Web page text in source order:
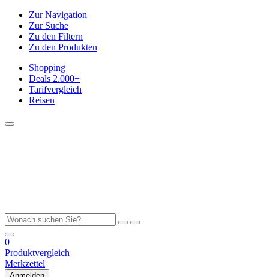
Zur Navigation
Zur Suche
Zu den Filtern
Zu den Produkten
Shopping
Deals 2.000+
Tarifvergleich
Reisen
0
Produktvergleich
Merkzettel